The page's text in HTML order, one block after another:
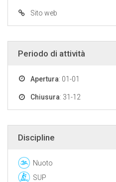
Sito web
Periodo di attività
Apertura: 01-01
Chiusura: 31-12
Discipline
Nuoto
SUP